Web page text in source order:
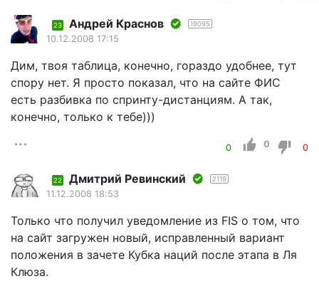
23 Андрей Краснов 19095
10.12.2008 17:15
Дим, твоя таблица, конечно, гораздо удобнее, тут
спору нет. Я просто показал, что на сайте ФИС
есть разбивка по спринту-дистанциям. А так,
конечно, только к тебе)))
0 0 0
22 Дмитрий Ревинский 2119
11.12.2008 18:53
Только что получил уведомление из FIS о том, что
на сайт загружен новый, исправленный вариант
положения в зачете Кубка наций после этапа в Ля
Клюза.